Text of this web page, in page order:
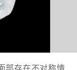
部存在不对称情